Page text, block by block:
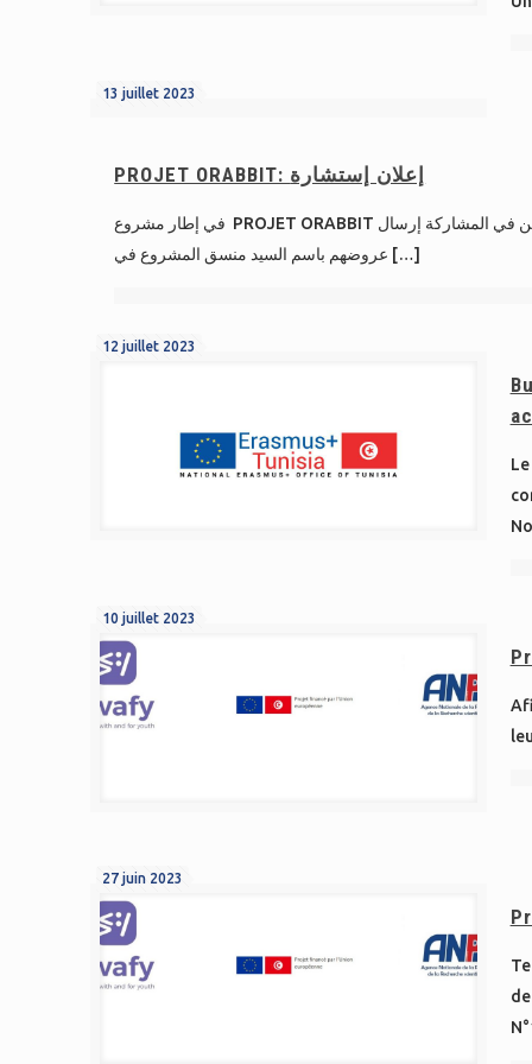
13 juillet 2023
PROJET ORABBIT: إعلان إستشارة
في إطار مشروع PROJET ORABBIT تعتزم المدرسة العليا للفلاحة بماطر التزود بتجهيزات ومعدات للمرنبة فعلى المزودين الراغبين في المشاركة إرسال
عروضهم باسم السيد منسق المشروع في […]
12 juillet 2023
10 juillet 2023
27 juin 2023